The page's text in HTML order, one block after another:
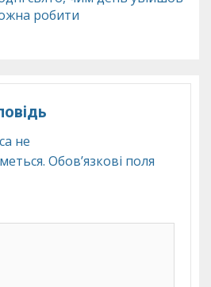
робити
не
Обов’язкові поля